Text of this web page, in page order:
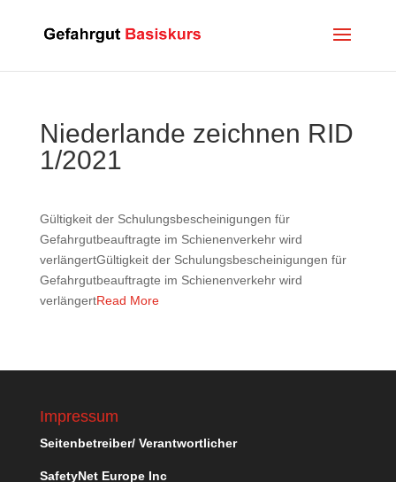
Niederlande zeichnen RID
1/2021
Gültigkeit der Schulungsbescheinigungen für
Gefahrgutbeauftragte im Schienenverkehr wird
verlängertGültigkeit der Schulungsbescheinigungen für
Gefahrgutbeauftragte im Schienenverkehr wird
verlängertRead More
Impressum
Seitenbetreiber/ Verantwortlicher
SafetyNet Europe Inc